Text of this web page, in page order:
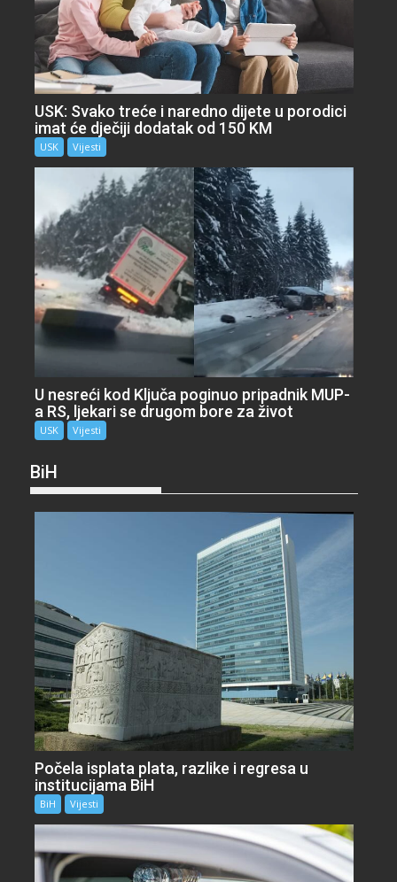
USK: Svako treće i naredno dijete u porodici
imat će dječiji dodatak od 150 KM
USK Vijesti
U nesreći kod Ključa poginuo pripadnik MUP-
a RS, ljekari se drugom bore za život
USK Vijesti
BiH
Počela isplata plata, razlike i regresa u
institucijama BiH
BiH Vijesti